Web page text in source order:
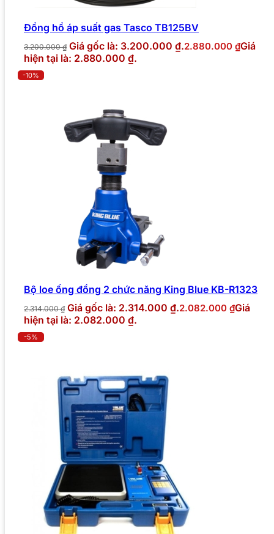
Đồng hồ áp suất gas Tasco TB125BV
3.200.000₫ Giá gốc là: 3.200.000 ₫.2.880.000 ₫Giá
hiện tại là: 2.880.000 ₫.
-10%
Bộ loe ống đồng 2 chức năng King Blue KB-R1323
2.314.000₫ Giá gốc là: 2.314.000 ₫.2.082.000 ₫Giá
hiện tại là: 2.082.000 ₫.
-5%